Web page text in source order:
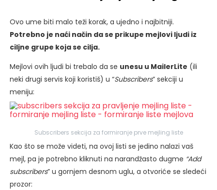
Ovo ume biti malo teži korak, a ujedno i najbitniji.
Potrebno je naći način da se prikupe mejlovi ljudi iz
ciljne grupe koja se cilja.
Mejlovi ovih ljudi bi trebalo da se unesu u MailerLite (ili
neki drugi servis koji koristiš) u “Subscribers” sekciji u
meniju:
Subscribers sekcija za formiranje prve mejling liste
Kao što se može videti, na ovoj listi se jedino nalazi vaš
mejl, pa je potrebno kliknuti na narandžasto dugme “Add
subscribers” u gornjem desnom uglu, a otvoriće se sledeći
prozor: